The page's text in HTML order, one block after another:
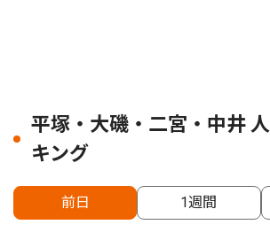
平塚・大磯・二宮・中井
キング
前日 1週間